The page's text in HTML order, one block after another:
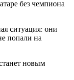
ситуация: они
попали на
новым